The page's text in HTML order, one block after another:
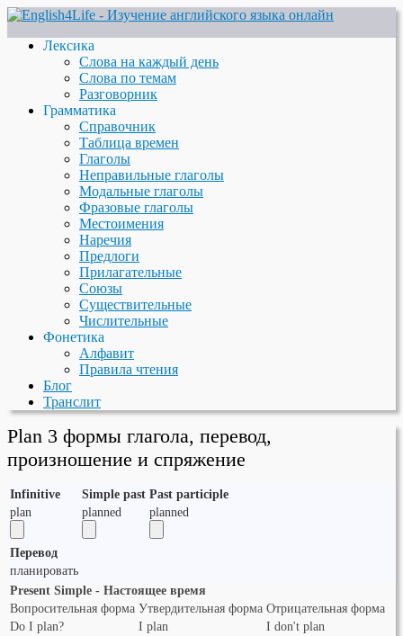
Лексика
Слова на каждый день
Слова по темам
Разговорник
Грамматика
Справочник
Таблица времен
Глаголы
Неправильные глаголы
Модальные глаголы
Фразовые глаголы
Местоимения
Наречия
Предлоги
Прилагательные
Союзы
Существительные
Числительные
Фонетика
Алфавит
Правила чтения
Блог
Транслит
Plan 3 формы глагола, перевод,
произношение и спряжение
Infinitive Simple past Past participle
plan
planned planned
Перевод
планировать
Present Simple - Настоящее время
Вопросительная форма Утвердительная форма Отрицательная форма
Do I plan?
I plan
I don't plan